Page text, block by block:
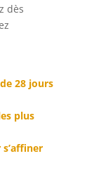
dès
28 jours
plus